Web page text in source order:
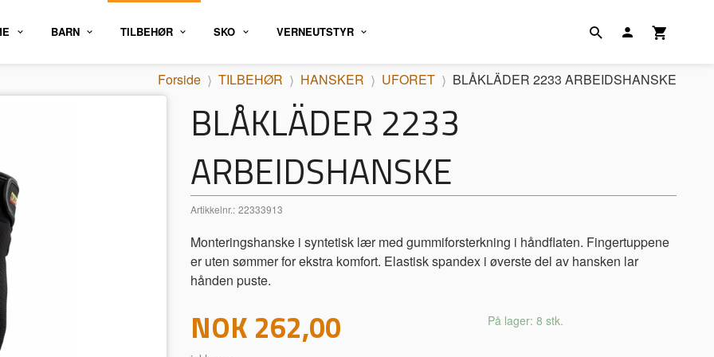
BARN TILBEHØR SKO VERNEUTSTYR
Forside TILBEHØR HANSKER UFORET BLÅKLÄDER 2233 ARBEIDSHANSKE
BLÅKLÄDER 2233
ARBEIDSHANSKE
Artikkelnr.: 22333913
Monteringshanske i syntetisk lær med gummiforsterkning i håndflaten. Fingertuppene
er uten sømmer for ekstra komfort. Elastisk spandex i øverste del av hansken lar
hånden puste.
Pris
NOK 262,00 På lager: 8 stk.